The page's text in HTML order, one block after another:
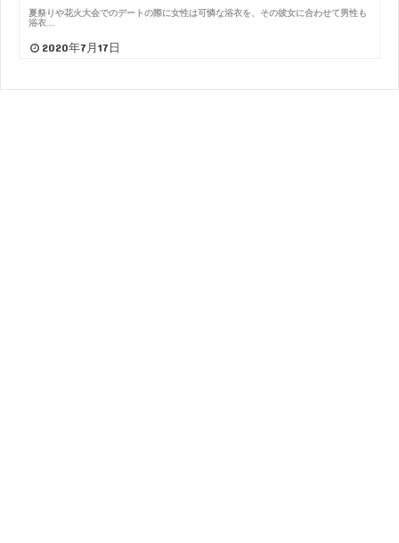
夏祭りや花火大会でのデートの際に女性は可憐な浴衣を、その彼女に合わせて男性も
浴衣…
2020年7月17日